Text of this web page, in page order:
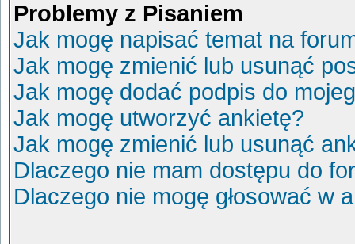
Problemy z Pisaniem
Jak mogę napisać temat na
Jak mogę zmienić lub usunąć
Jak mogę dodać podpis do
Jak mogę utworzyć ankietę?
Jak mogę zmienić lub usunąć
Dlaczego nie mam dostępu do
Dlaczego nie mogę głosować w